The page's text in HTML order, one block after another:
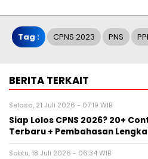
Tag : CPNS 2023 PNS
BERITA TERKAIT
Selasa, 21 Juli 2026 - 07:19 WIB
Siap Lolos CPNS 2026? 20+
Terbaru + Pembahasan
Sabtu, 18 Juli 2026 - 06:34 WIB